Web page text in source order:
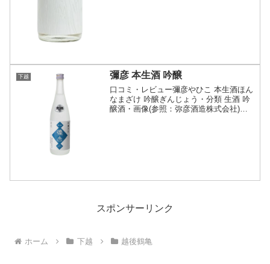
下越 彌彦 本生酒 吟醸
口コミ・レビュー彌彦やひこ 本生酒ほん
なまざけ 吟醸ぎんじょう・分類 生酒 吟
醸酒・画像(参照：弥彦酒造株式会社)商
スポンサーリンク
ホーム 下越 越後鶴亀